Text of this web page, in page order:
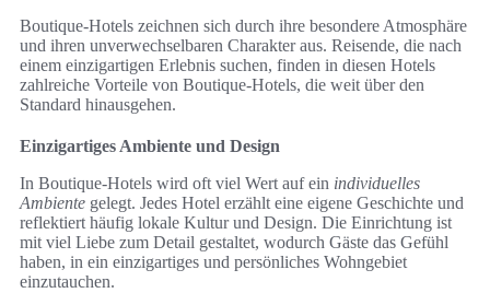
Boutique-Hotels zeichnen sich durch ihre besondere Atmosphäre
und ihren unverwechselbaren Charakter aus. Reisende, die nach
einem einzigartigen Erlebnis suchen, finden in diesen Hotels
zahlreiche Vorteile von Boutique-Hotels, die weit über den
Standard hinausgehen.
Einzigartiges Ambiente und Design
In Boutique-Hotels wird oft viel Wert auf ein individuelles
Ambiente gelegt. Jedes Hotel erzählt eine eigene Geschichte und
reflektiert häufig lokale Kultur und Design. Die Einrichtung ist
mit viel Liebe zum Detail gestaltet, wodurch Gäste das Gefühl
haben, in ein einzigartiges und persönliches Wohngebiet
einzutauchen.